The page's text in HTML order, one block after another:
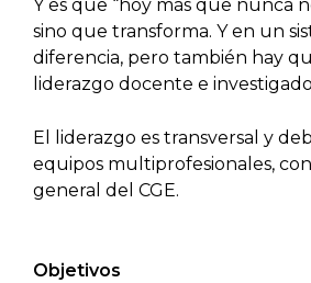
Y es que “hoy más que nunca
sino que transforma. Y en un
diferencia, pero también hay
liderazgo docente e
El liderazgo es transversal y
equipos multiprofesionales,
general del CGE.
Objetivos